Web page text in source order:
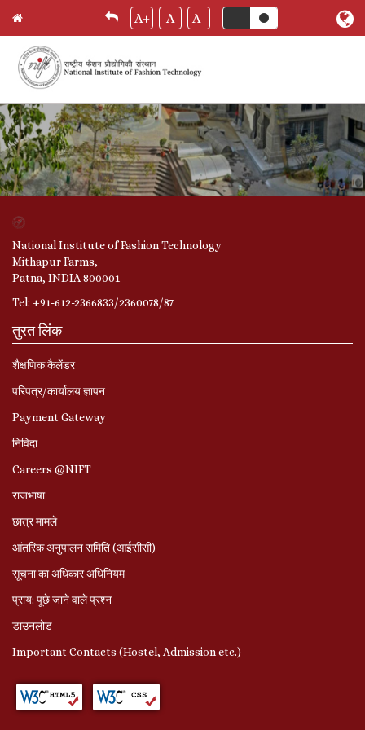
main
content
A+ A A-
Breadcrumb
मुख पृष्ठ
National Institute of Fashion Technology
Mithapur Farms,
Patna, INDIA 800001
Tel: +91-612-2366833/2360078/87
तुरत लिंक
शैक्षणिक कैलेंडर
परिपत्र/कार्यालय ज्ञापन
Payment Gateway
निविदा
Careers @NIFT
राजभाषा
छात्र मामले
आंतरिक अनुपालन समिति (आईसीसी)
सूचना का अधिकार अधिनियम
प्राय: पूछे जाने वाले प्रश्‍न
डाउनलोड
Important Contacts (Hostel, Admission etc.)